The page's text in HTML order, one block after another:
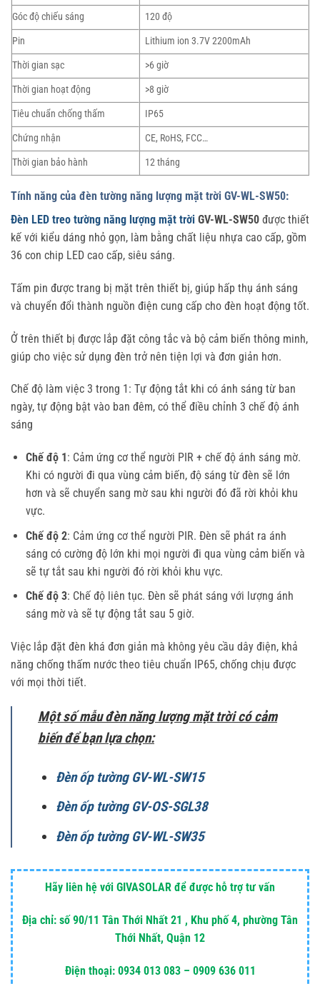
Góc độ chiếu sáng
120 độ
Pin
Lithium ion 3.7V 2200mAh
Thời gian sạc
>6 giờ
Thời gian hoạt động
>8 giờ
Tiêu chuẩn chống thấm
IP65
Chứng nhận
CE, RoHS, FCC…
Thời gian bảo hành
12 tháng
Tính năng của đèn tường năng lượng mặt trời GV-WL-SW50:
Đèn LED treo tường năng lượng mặt trời GV-WL-SW50 được thiết
kế với kiểu dáng nhỏ gọn, làm bằng chất liệu nhựa cao cấp, gồm
36 con chip LED cao cấp, siêu sáng.
Tấm pin được trang bị mặt trên thiết bị, giúp hấp thụ ánh sáng
và chuyển đổi thành nguồn điện cung cấp cho đèn hoạt động tốt.
Ở trên thiết bị được lắp đặt công tắc và bộ cảm biến thông minh,
giúp cho việc sử dụng đèn trở nên tiện lợi và đơn giản hơn.
Chế độ làm việc 3 trong 1: Tự động tắt khi có ánh sáng từ ban
ngày, tự động bật vào ban đêm, có thể điều chỉnh 3 chế độ ánh
sáng
Chế độ 1 : Cảm ứng cơ thể người PIR + chế độ ánh sáng mờ.
Khi có người đi qua vùng cảm biến, độ sáng từ đèn sẽ lớn
hơn và sẽ chuyển sang mờ sau khi người đó đã rời khỏi khu
vực.
Chế độ 2: Cảm ứng cơ thể người PIR. Đèn sẽ phát ra ánh
sáng có cường độ lớn khi mọi người đi qua vùng cảm biến và
sẽ tự tắt sau khi người đó rời khỏi khu vực.
Chế độ 3: Chế độ liên tục. Đèn sẽ phát sáng với lượng ánh
sáng mờ và sẽ tự động tắt sau 5 giờ.
Việc lắp đặt đèn khá đơn giản mà không yêu cầu dây điện, khả
năng chống thấm nước theo tiêu chuẩn IP65, chống chịu được
với mọi thời tiết.
Một số mẫu đèn năng lượng mặt trời có cảm
biến để bạn lựa chọn:
Đèn ốp tường GV-WL-SW15
Đèn ốp tường GV-OS-SGL38
Đèn ốp tường GV-WL-SW35
Hãy liên hệ với GIVASOLAR để được hỗ trợ tư vấn
Địa chỉ: số 90/11 Tân Thới Nhất 21 , Khu phố 4, phường Tân
Thới Nhất, Quận 12
Điện thoại: 0934 013 083 – 0909 636 011